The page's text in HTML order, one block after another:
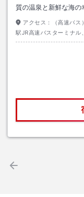
質の温泉と新鮮な海の
アクセス：
（高速バ
駅JR高速バスターミナル
駅 大阪方面→白浜、